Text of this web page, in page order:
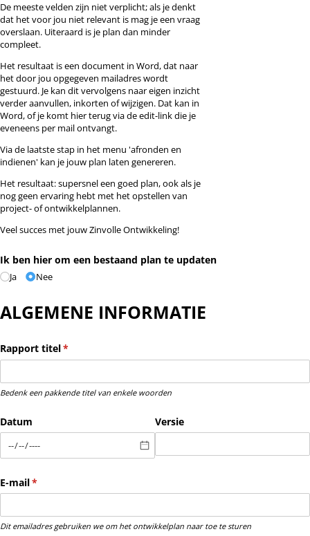
De meeste velden zijn niet verplicht; als je denkt
dat het voor jou niet relevant is mag je een vraag
overslaan. Uiteraard is je plan dan minder
compleet.
Het resultaat is een document in Word, dat naar
het door jou opgegeven mailadres wordt
gestuurd. Je kan dit vervolgens naar eigen inzicht
verder aanvullen, inkorten of wijzigen. Dat kan in
Word, of je komt hier terug via de edit-link die je
eveneens per mail ontvangt.
Via de laatste stap in het menu 'afronden en
indienen' kan je jouw plan laten genereren.
Het resultaat: supersnel een goed plan, ook als je
nog geen ervaring hebt met het opstellen van
project- of ontwikkelplannen.
Veel succes met jouw Zinvolle Ontwikkeling!
Ik ben hier om een bestaand plan te updaten
Ja Nee
ALGEMENE INFORMATIE
Rapport titel*
(is vereist)
Bedenk een pakkende titel van enkele woorden
Datum Versie
E-mail*
(is vereist)
Dit emailadres gebruiken we om het ontwikkelplan naar toe te sturen